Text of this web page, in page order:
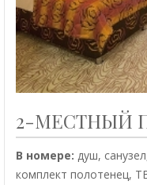
2-МЕСТНЫЙ
В номере: душ,
комплект полотенец,